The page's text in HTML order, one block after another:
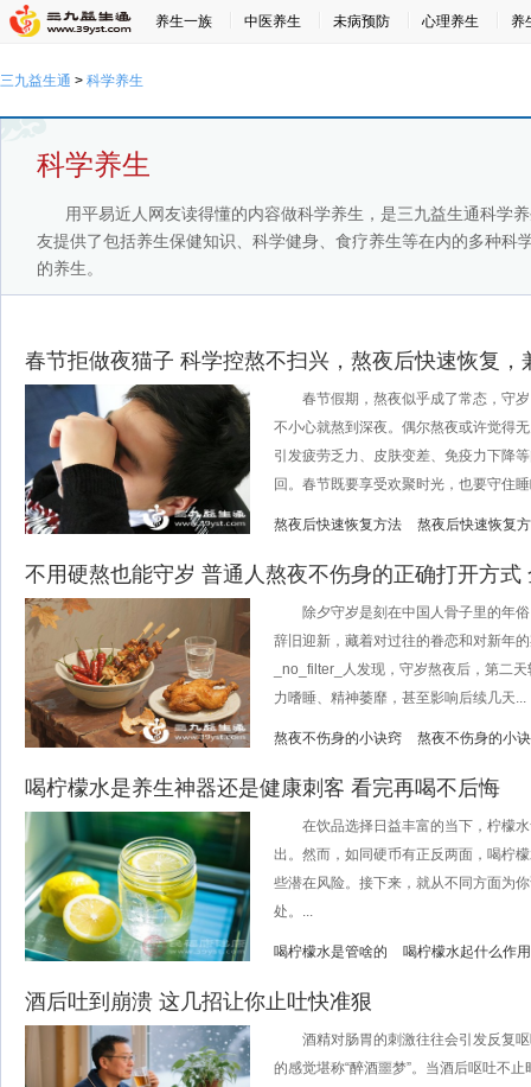
养生一族 中医养生 未病预防 心理养生 养
三九益生通 > 科学养生
科学养生
用平易近人网友读得懂的内容做科学养生，是三九益生通科学
友提供了包括养生保健知识、科学健身、食疗养生等在内的多种科
的养生。
春节拒做夜猫子 科学控熬不扫兴，熬夜后快速恢复，
春节假期，熬夜似乎成了常态，守岁
不小心就熬到深夜。偶尔熬夜或许觉得
引发疲劳乏力、皮肤变差、免疫力下降
回。春节既要享受欢聚时光，也要守住
熬夜后快速恢复方法 熬夜后快速恢复
不用硬熬也能守岁 普通人熬夜不伤身的正确打开方式
除夕守岁是刻在中国人骨子里的年俗
辞旧迎新，藏着对过往的眷恋和对新年
_no_filter_人发现，守岁熬夜后，第二
力嗜睡、精神萎靡，甚至影响后续几天...
熬夜不伤身的小诀窍 熬夜不伤身的小
喝柠檬水是养生神器还是健康刺客 看完再喝不后悔
在饮品选择日益丰富的当下，柠檬水
出。然而，如同硬币有正反两面，喝柠
些潜在风险。接下来，就从不同方面为
处。...
喝柠檬水是管啥的 喝柠檬水起什么作
酒后吐到崩溃 这几招让你止吐快准狠
酒精对肠胃的刺激往往会引发反复呕
的感觉堪称“醉酒噩梦”。当酒后呕吐不